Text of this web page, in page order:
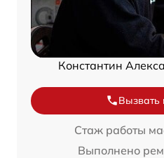
Константин
Вызвать
Стаж работы
Выполнено